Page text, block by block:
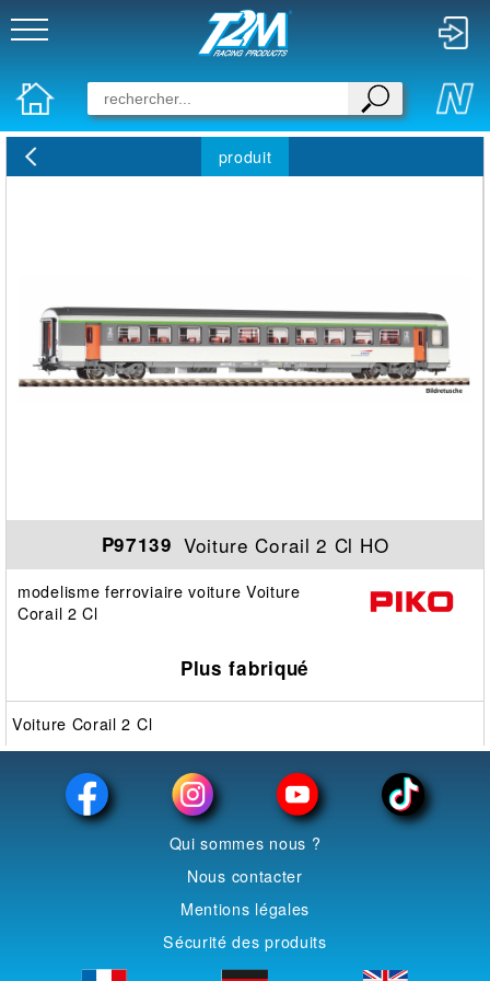
produit
P97139 Voiture Corail 2 Cl HO
modelisme ferroviaire voiture Voiture
Corail 2 Cl
Plus fabriqué
Voiture Corail 2 Cl
Qui sommes nous ?
Nous contacter
Mentions légales
Sécurité des produits